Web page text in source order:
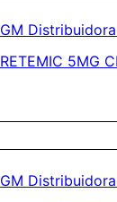
RETEMIC 5MG